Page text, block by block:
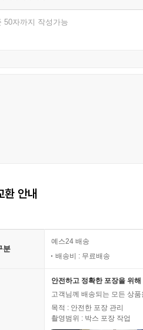
50자까지 작성가능
안내
분
예스24 배송
배송비 : 무료배송
안전하고 정확한 포장을 위
고객님께 배송되는 모든 상
목적 : 안전한 포장 관리
촬영범위 : 박스 포장 작업